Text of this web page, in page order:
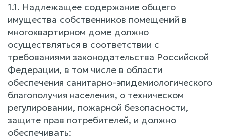
1.1. Надлежащее содержание общего
имущества собственников помещений в
многоквартирном доме должно
осуществляться в соответствии с
требованиями законодательства Российской
Федерации, в том числе в области
обеспечения санитарно-эпидемиологического
благополучия населения, о техническом
регулировании, пожарной безопасности,
защите прав потребителей, и должно
обеспечивать: